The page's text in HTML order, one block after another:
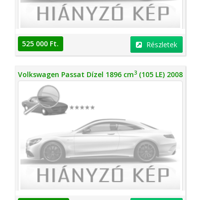
525 000 Ft. Részletek
Volkswagen Passat Dízel 1896 cm3 (105 LE) 2008